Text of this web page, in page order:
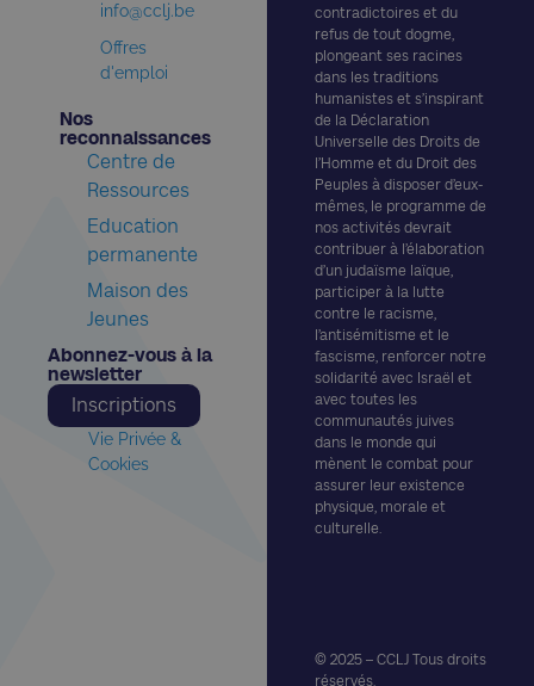
contradictoires et du
refus de tout dogme,
plongeant ses racines
dans les traditions
humanistes et s’inspirant
de la Déclaration
Universelle des Droits de
l’Homme et du Droit des
Peuples à disposer d’eux-
mêmes, le programme de
nos activités devrait
contribuer à l’élaboration
d’un judaïsme laïque,
participer à la lutte
contre le racisme,
l’antisémitisme et le
fascisme, renforcer notre
solidarité avec Israël et
avec toutes les
communautés juives
dans le monde qui
mènent le combat pour
assurer leur existence
physique, morale et
culturelle.
© 2025 – CCLJ Tous droits
réservés.
info@cclj.be
Offres
d'emploi
Nos
reconnaissances​
Centre de
Ressources
Education
permanente
Maison des
Jeunes
Abonnez-vous à la
newsletter​
Inscriptions
Vie Privée &
Cookies